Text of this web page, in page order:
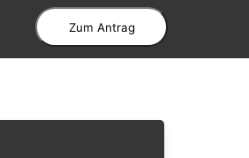
Zum Antrag